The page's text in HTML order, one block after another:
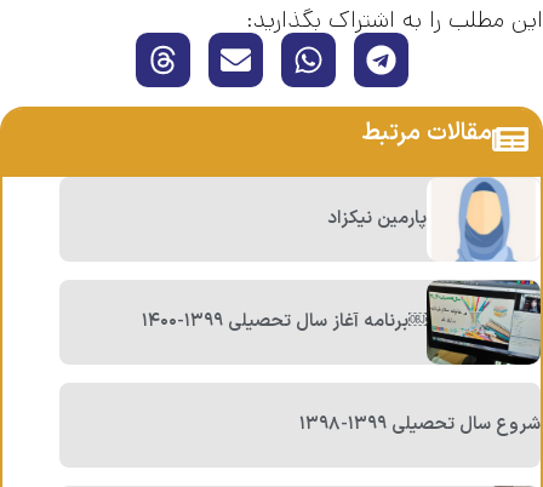
این مطلب را به اشتراک بگذارید:
مقالات مرتبط
پارمین نیکزاد
￼برنامه آغاز سال تحصیلی ۱۳۹۹-۱۴۰۰
شروع سال تحصیلی ۱۳۹۹-۱۳۹۸